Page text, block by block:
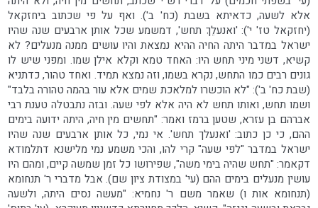
אלא לשעה, כדאיתא בשבת (כח' ב'). ואף על פי שכתוב ביחזקאל
(יחזקאל טז' י'): 'ואנעלֵךְ תחש', דמשמע שכל אותן ארבעים שנה שהיו
ישראל במדבר היתה החיה ההיא נמצאת והיו עושים ממנה מנעלים? לא
קשיא, דשני מיני תחש היו: האחד טמא וקלא אילן שמו. ומפני שיש לו
גונים רבים כמו התחש, נקרא בשמו, וזה נמצא תמיד. ואחד טהור, כדתניא
(שבת כח' ב'): "לא הוכשרו למלאכת שמים אלא עור בהמה טהורה בלבד"
ושמו תחש, ואותו תחש לא היה אלא לפי שעה. ובזה נתבטלה טענת רבי
אברהם בן עזרא, שטען ברמז ואמר: "תחשים מין חיה, היתה ידועה בימים
ההם, כי כן כתוב: 'ואנעלך תחש'. אי נמי, כל אותן ארבעים שנה שהיו
ישראל במדבר "לפי שעה" קרי להו, והכי משמע נמי מלישנא דתלמודא
דקאמר: "תחש שהיה בימי משה", שפירושו כל זמן שמשה קיים, ומהם היו
עושין מנעלים בימים ההם (עי' במצודת ציון שם). אבל מדברי ר' תנחומא
(תנחומא אות ו) שאמר משם ר' נחמיא: "מעשה נסים היתה, ולשעה